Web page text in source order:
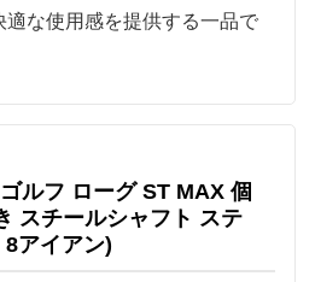
な使用感を提供する一品で
ルフ ローグ ST MAX 個
スチールシャフト ステ
8アイアン)